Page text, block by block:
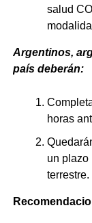
salud
Argentinos,
país deberán:
horas
un plazo
terrestre.